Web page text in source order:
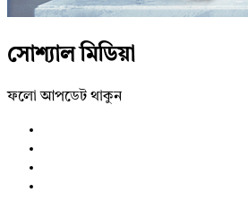
সোশ্যাল মিডিয়া
ফলো আপডেট থাকুন